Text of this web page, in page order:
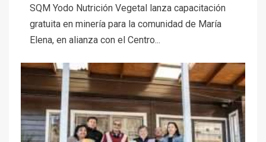
SQM Yodo Nutrición Vegetal lanza capacitación
gratuita en minería para la comunidad de María
Elena, en alianza con el Centro...